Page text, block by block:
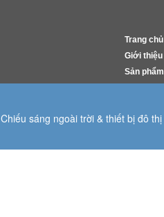
Trang chủ
Giới thiệu
Sản phẩm
Chiếu sáng ngoài trời & thiết bị đô thị